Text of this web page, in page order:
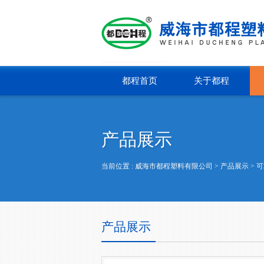
都程首页 关于都程
产品展示
当前位置 : 威海市都程塑料有限公司 > 产品展示 >
产品展示